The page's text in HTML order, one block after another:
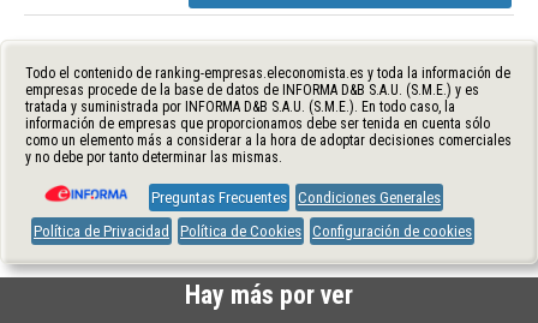
Todo el contenido de ranking-empresas.eleconomista.es y toda la información de
empresas procede de la base de datos de INFORMA D&B S.A.U. (S.M.E.) y es
tratada y suministrada por INFORMA D&B S.A.U. (S.M.E.). En todo caso, la
información de empresas que proporcionamos debe ser tenida en cuenta sólo
como un elemento más a considerar a la hora de adoptar decisiones comerciales
y no debe por tanto determinar las mismas.
Preguntas Frecuentes Condiciones Generales
Política de Privacidad
Política de Cookies Configuración de cookies
Hay más por ver